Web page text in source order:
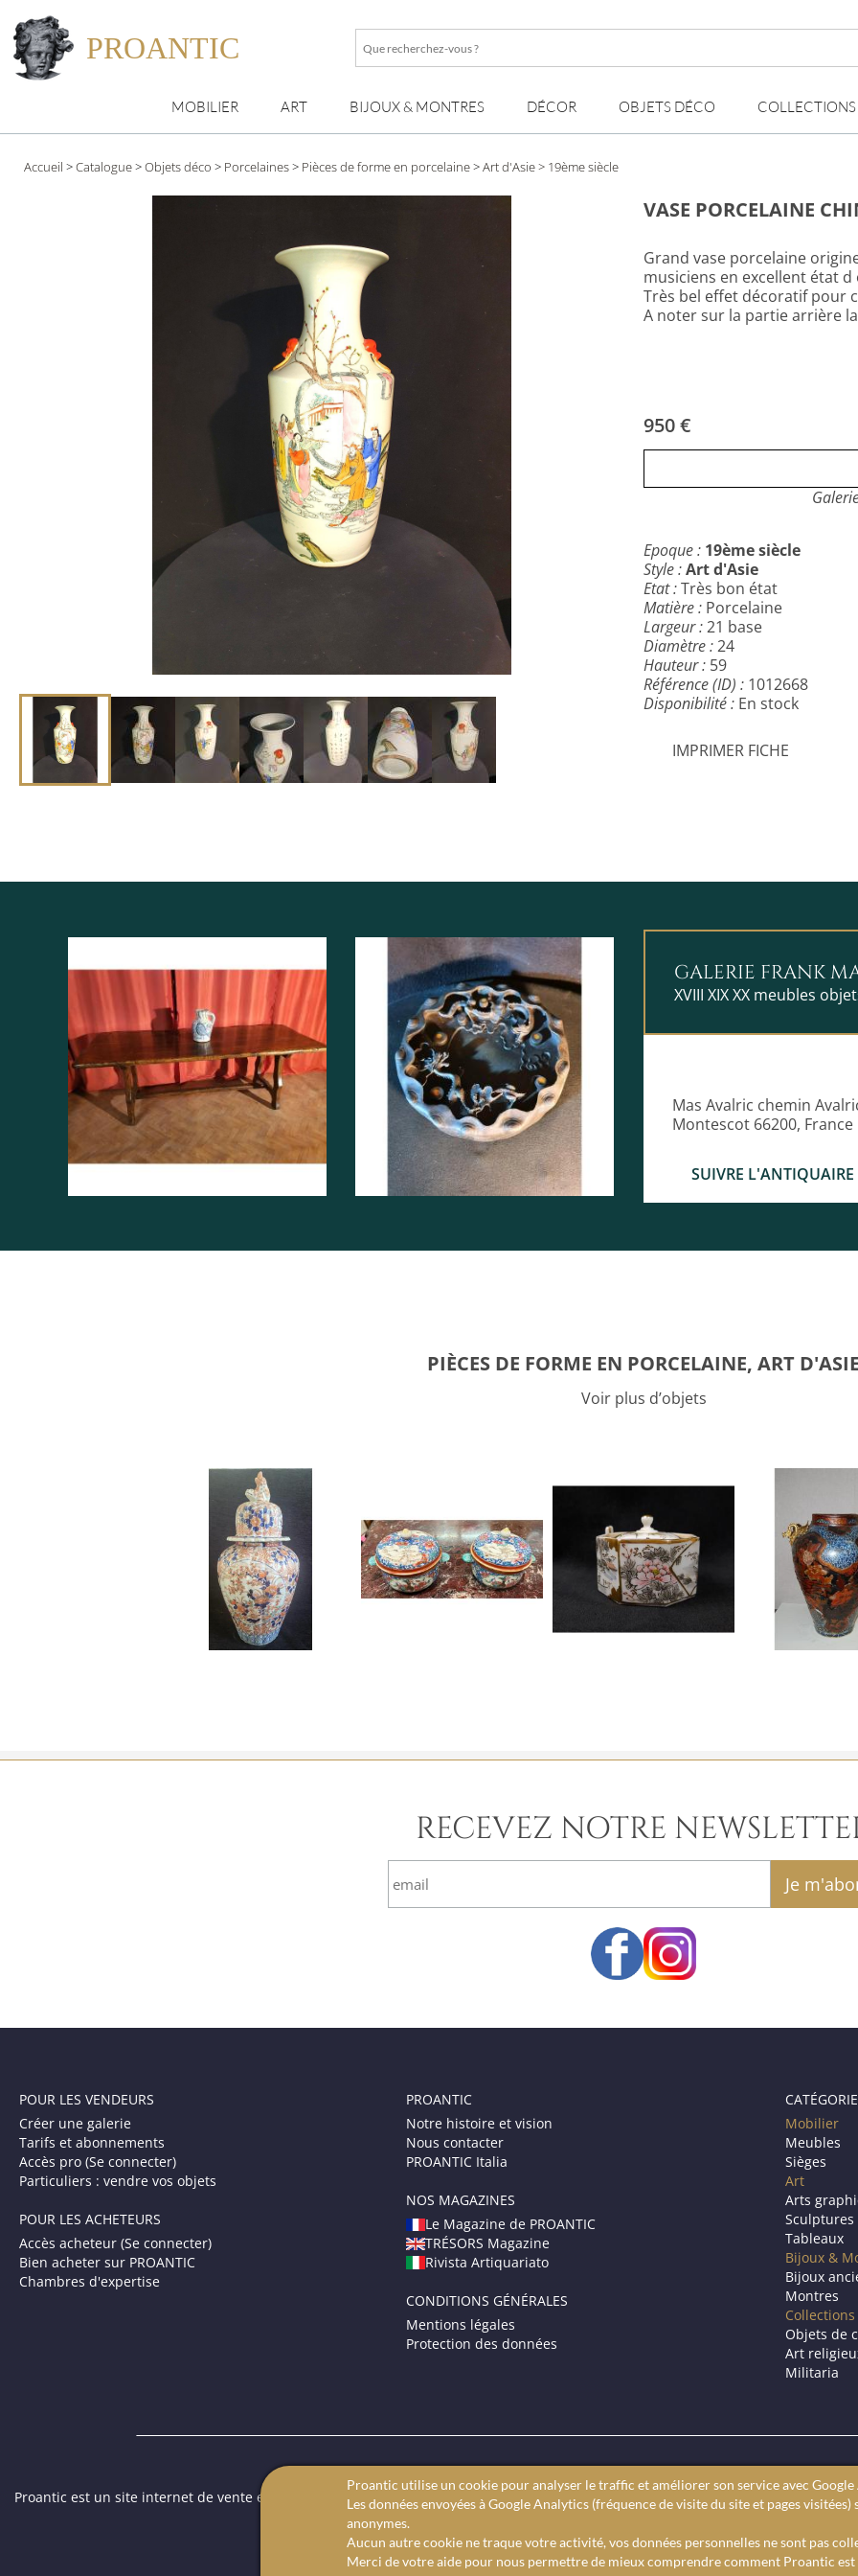
PROANTIC
Que
?
MOBILIER ART BIJOUX & MONTRES DÉCOR OBJETS DÉCO COLLECTIONS
Accueil >Catalogue>Objets déco > Porcelaines> Pièces de forme en porcelaine>Art d'Asie> 19ème siècle
VASE PORCELAINE
Grand vase porcelaine
musiciens en excellent état
Très bel effet décoratif pour
A noter sur la partie arrière
950 €
Epoque : 19ème siècle
Style :Art d'Asie
Etat :Très bon état
Matière : Porcelaine
Largeur :21 base
Diamètre :24
Hauteur : 59
Référence (ID) : 1012668
Disponibilité : En stock
IMPRIMER FICHE
GALERIE FRANK
XVIII XIX XX meubles
Mas Avalric chemin
Montescot 66200, France
SUIVRE L'ANTIQUAIRE
PIÈCES DE FORME EN PORCELAINE, ART
Voir plus d’objets
RECEVEZ NOTRE
POUR LES VENDEURS
Créer une galerie
Tarifs et abonnements
Accès pro (Se connecter)
Particuliers : vendre vos objets
POUR LES ACHETEURS
Accès acheteur (Se connecter)
Bien acheter sur PROANTIC
Chambres d'expertise
PROANTIC
Notre histoire et vision
Nous contacter
PROANTIC Italia
NOS MAGAZINES
Le Magazine de PROANTIC
TRÉSORS Magazine
Rivista Artiquariato
CONDITIONS GÉNÉRALES
Mentions légales
Protection des données
Mobilier
Meubles
Sièges
Art
Arts
Sculptures
Tableaux
Bijoux &
Bijoux
Montres
Collections
Objets de
Art
Militaria
Le site des antiquaires en ligne.
Proantic est un site internet de vente en ligne dédié aux antiquaires professionnels. Vous cherchez à acheter des antiquités,
des tableaux anciens. Proantic, c’est un moteur de recherche pour trouver un
Sur proantic retrouvez l’actualité de l’art et des expositions.
Proantic utilise un cookie pour analyser le traffic et améliorer son service avec
Les données envoyées à Google Analytics (fréquence de visite du site et pages visitées)
anonymes.
Aucun autre cookie ne traque votre activité, vos données personnelles ne sont pas
Merci de votre aide pour nous permettre de mieux comprendre comment Proantic